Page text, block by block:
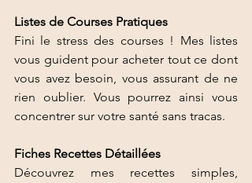
Listes de Courses Pratiques
Fini le stress des courses ! Mes listes
vous guident pour acheter tout ce dont
vous avez besoin, vous assurant de ne
rien oublier. Vous pourrez ainsi vous
concentrer sur votre santé sans tracas.
Fiches Recettes Détaillées
Découvrez mes recettes simples,